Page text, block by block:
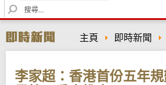
S
e
r
c
主頁 即時新聞
李家超：香港首份五年